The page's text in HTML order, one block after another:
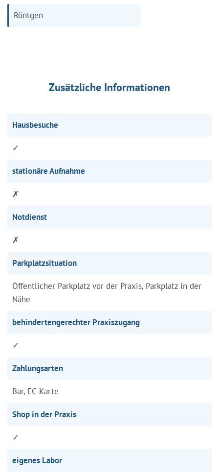
Röntgen
Zusätzliche Informationen
Hausbesuche
✓
stationäre Aufnahme
✗
Notdienst
✗
Parkplatzsituation
Öffentlicher Parkplatz vor der Praxis, Parkplatz in der
Nähe
behindertengerechter Praxiszugang
✓
Zahlungsarten
Bar, EC-Karte
Shop in der Praxis
✓
eigenes Labor